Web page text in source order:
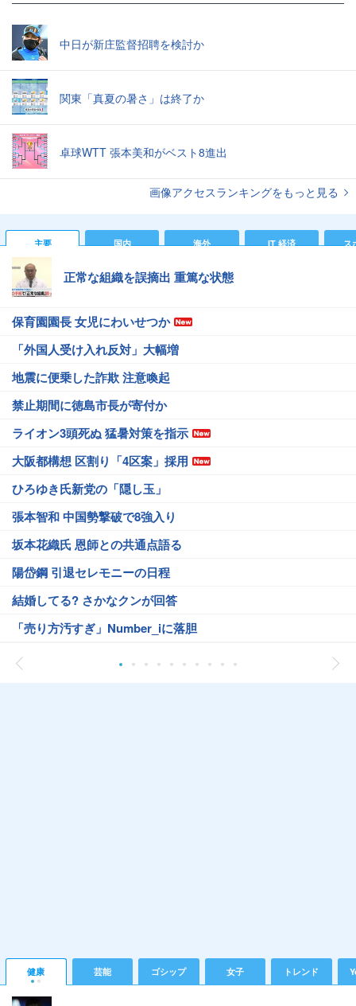
中日が新庄監督招聘を検討か
関東「真夏の暑さ」は終了か
卓球WTT 張本美和がベスト8進出
画像アクセスランキングをもっと見る
主要 国内 海外 IT 経済 ス
正常な組織を誤摘出 重篤な状態
保育園園長 女児にわいせつか
「外国人受け入れ反対」大幅増
地震に便乗した詐欺 注意喚起
禁止期間に徳島市長が寄付か
ライオン3頭死ぬ 猛暑対策を指示
大阪都構想 区割り「4区案」採用
ひろゆき氏新党の「隠し玉」
張本智和 中国勢撃破で8強入り
坂本花織氏 恩師との共通点語る
陽岱鋼 引退セレモニーの日程
結婚してる? さかなクンが回答
「売り方汚すぎ」Number_iに落胆
健康 芸能 ゴシップ 女子 トレンド